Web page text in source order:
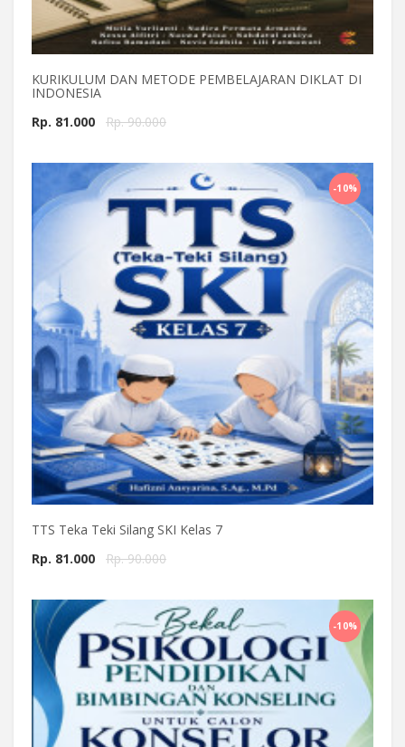
KURIKULUM DAN METODE PEMBELAJARAN DIKLAT DI
INDONESIA
Rp. 81.000
Rp. 90.000
-10%
TTS Teka Teki Silang SKI Kelas 7
Rp. 81.000
Rp. 90.000
Beli Sekarang
-10%
Beli Sekarang